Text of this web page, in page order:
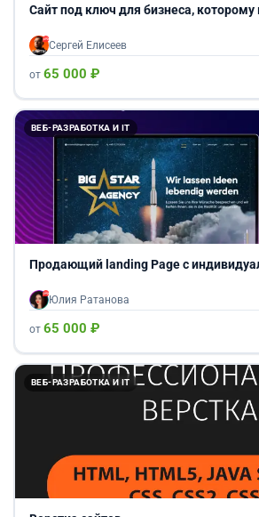
Сайт под ключ для бизнеса, которому
Сергей Елисеев
от 65 000 ₽
ВЕБ-РАЗРАБОТКА И IT
Продающий landing Page с
Юлия Ратанова
от 65 000 ₽
ВЕБ-РАЗРАБОТКА И IT